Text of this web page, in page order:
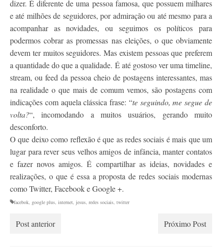
dizer. É diferente de uma pessoa famosa, que possuem milhares
e até milhões de seguidores, por admiração ou até mesmo para a
acompanhar as novidades, ou seguimos os políticos para
podermos cobrar as promessas nas eleições, o que obviamente
devem ter muitos seguidores. Mas existem pessoas que preferem
a quantidade do que a qualidade. É até gostoso ver uma timeline,
stream, ou feed da pessoa cheio de postagens interessantes, mas
na realidade o que mais de comum vemos, são postagens com
indicações com aquela clássica frase: “te seguindo, me segue de
volta?“, incomodando a muitos usuários, gerando muito
desconforto.
O que deixo como reflexão é que as redes sociais é mais que um
lugar para rever seus velhos amigos de infância, manter contatos
e fazer novos amigos. É compartilhar as ideias, novidades e
realizações, o que é essa a proposta de redes sociais modernas
como Twitter, Facebook e Google +.
facebok, google plus, internet, jesus, redes sociais, twitter
Post anterior Próximo Post